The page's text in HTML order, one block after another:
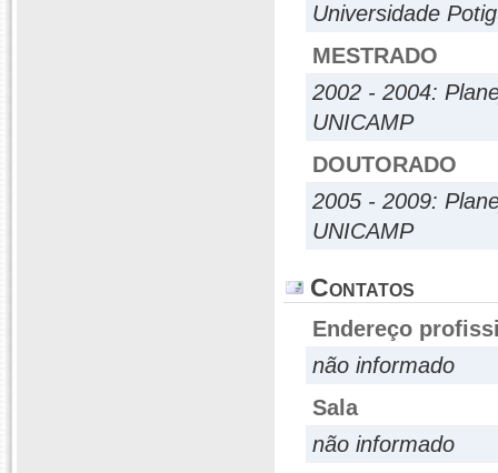
Universidade
MESTRADO
2002 - 2004:
UNICAMP
DOUTORADO
2005 - 2009:
UNICAMP
Contatos
Endereço
não informado
Sala
não informado